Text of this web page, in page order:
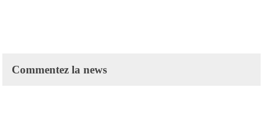
Commentez la news